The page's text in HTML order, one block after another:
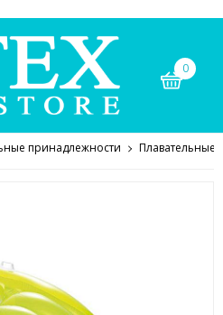
0
принадлежности Плавательные